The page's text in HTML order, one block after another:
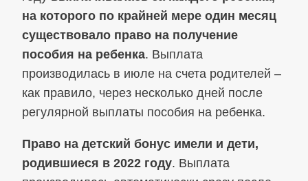
на которого по крайней мере один месяц
существовало право на получение
пособия на ребенка. Выплата
производилась в июле на счета родителей –
как правило, через несколько дней после
регулярной выплаты пособия на ребенка.
Право на детский бонус имели и дети,
родившиеся в 2022 году. Выплата